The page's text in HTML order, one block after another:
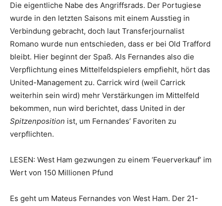
Die eigentliche Nabe des Angriffsrads. Der Portugiese
wurde in den letzten Saisons mit einem Ausstieg in
Verbindung gebracht, doch laut Transferjournalist
Romano wurde nun entschieden, dass er bei Old Trafford
bleibt. Hier beginnt der Spaß. Als Fernandes also die
Verpflichtung eines Mittelfeldspielers empfiehlt, hört das
United-Management zu. Carrick wird (weil Carrick
weiterhin sein wird) mehr Verstärkungen im Mittelfeld
bekommen, nun wird berichtet, dass United in der
Spitzenposition ist, um Fernandes’ Favoriten zu
verpflichten.
LESEN: West Ham gezwungen zu einem ‘Feuerverkauf’ im
Wert von 150 Millionen Pfund
Es geht um Mateus Fernandes von West Ham. Der 21-